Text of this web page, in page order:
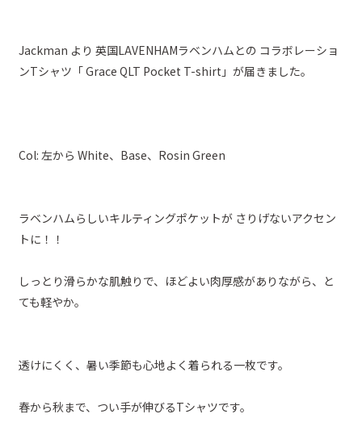
Jackman より 英国LAVENHAMラベンハムとの コラボレーショ
ンTシャツ「 Grace QLT Pocket T-shirt」が届きました。
Col: 左から White、Base、Rosin Green
ラベンハムらしいキルティングポケットが さりげないアクセン
トに！！
しっとり滑らかな肌触りで、ほどよい肉厚感がありながら、と
ても軽やか。
透けにくく、暑い季節も心地よく着られる一枚です。
春から秋まで、つい手が伸びるTシャツです。